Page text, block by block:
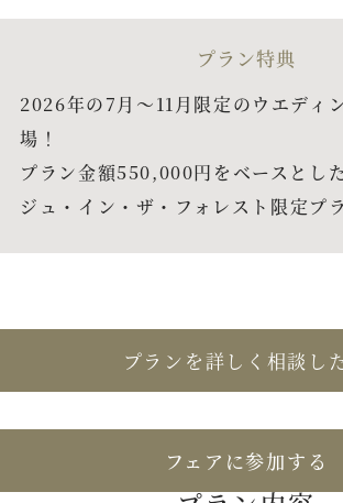
アクセス
よくあるご質問
プロポーズご検討の方はこ
プラン特典
2026年の7月〜11月限定のウエディ
場！
プラン金額550,000円をベースとし
ジュ・イン・ザ・フォレスト限定プ
プランを詳しく相談し
フェアに参加する